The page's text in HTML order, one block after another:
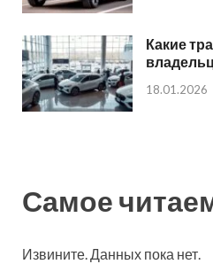
Какие
18.01.2026
Самое
Извините. Данных пока нет.